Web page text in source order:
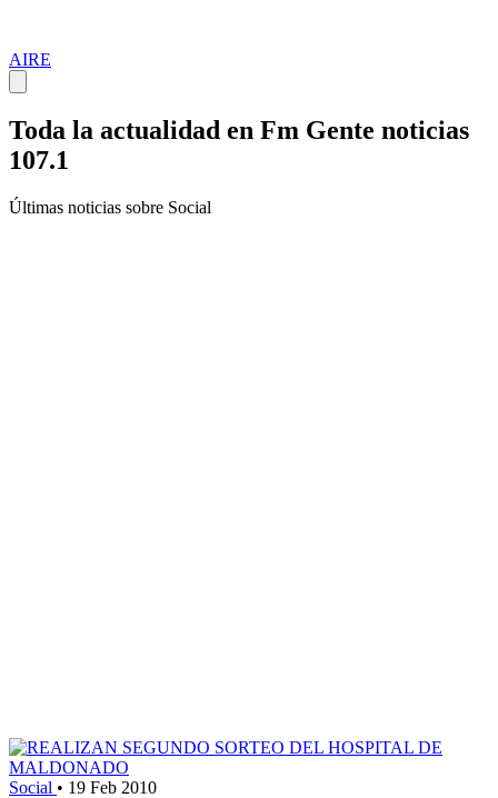
AIRE
Toda la actualidad en Fm Gente noticias
107.1
Últimas noticias sobre Social
Social • 19 Feb 2010